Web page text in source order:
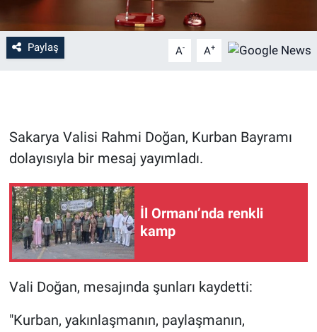
Paylaş A- A+
Sakarya Valisi Rahmi Doğan, Kurban Bayramı
dolayısıyla bir mesaj yayımladı.
İl Ormanı’nda renkli
kamp
Vali Doğan, mesajında şunları kaydetti:
"Kurban, yakınlaşmanın, paylaşmanın,